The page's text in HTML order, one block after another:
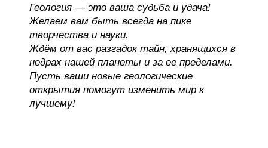
Геология — это ваша судьба и удача!
Желаем вам быть всегда на пике
творчества и науки.
Ждём от вас разгадок тайн, хранящихся в
недрах нашей планеты и за ее пределами.
Пусть ваши новые геологические
открытия помогут изменить мир к
лучшему!